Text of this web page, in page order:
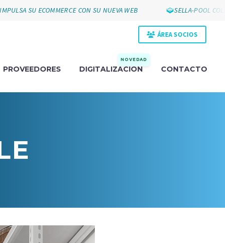
SU ECOMMERCE CON SU NUEVA WEB SELLA-POOL
ÁREA SOCIOS
PROVEEDORES DIGITALIZACIÓN
NOVEDAD
CONTACTO